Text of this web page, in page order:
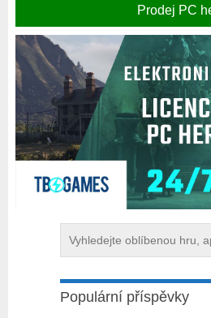
Prodej PC
Populární příspěvky